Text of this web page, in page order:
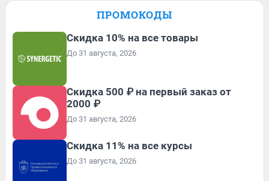
ПРОМОКОДЫ
Скидка 10% на все товары
До 31 августа, 2026
Скидка 500 ₽ на первый заказ от
2000 ₽
До 31 августа, 2026
Скидка 11% на все курсы
До 31 августа, 2026